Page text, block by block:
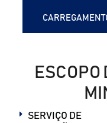
ESCOPO
SERVIÇO DE